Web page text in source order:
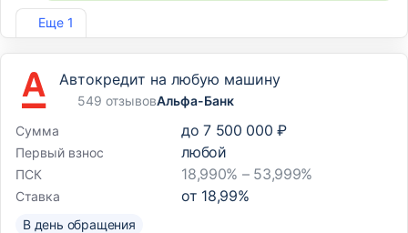
Еще 1
Лиц. №2275
Автокредит на любую машину
549 отзывовАльфа-Банк
Сумма
до 7 500 000 ₽
Первый взнос любой
ПСК 18,990% – 53,999%
Ставка от 18,99%
В день обращения